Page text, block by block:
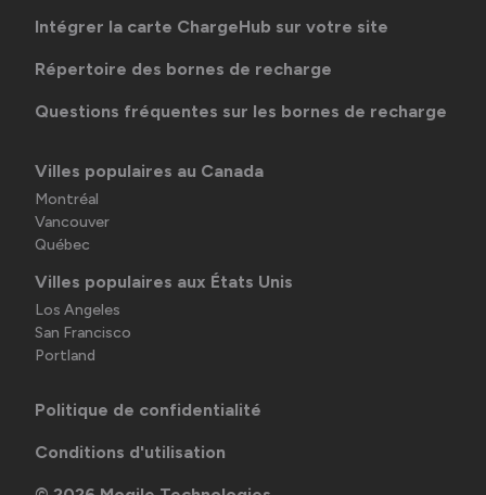
Intégrer la carte ChargeHub sur votre site
Répertoire des bornes de recharge
Questions fréquentes sur les bornes de recharge
Villes populaires au Canada
Montréal
Vancouver
Québec
Villes populaires aux États Unis
Los Angeles
San Francisco
Portland
Politique de confidentialité
Conditions d'utilisation